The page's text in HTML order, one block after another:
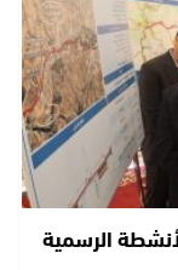
الرسمية